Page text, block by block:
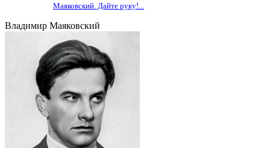
Маяковский. Дайте руку!...
Владимир Маяковский